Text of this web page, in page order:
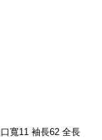
寬11 袖長62 全長